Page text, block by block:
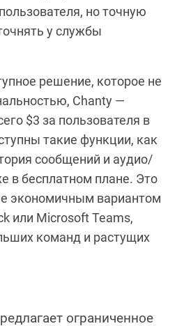
но точную
у службы
решение, которое не
Chanty —
$3 за пользователя в
такие функции, как
сообщений и аудио/
в бесплатном плане. Это
экономичным вариантом
или Microsoft Teams,
команд и растущих
ограниченное